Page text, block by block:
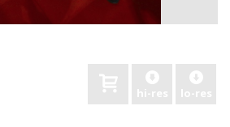
hi-res lo-res